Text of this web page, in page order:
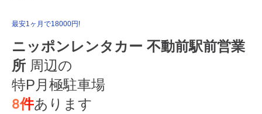
最安1ヶ月で18000円!
ニッポンレンタカー 不動前駅前営業
所 周辺の
特P月極駐車場
8件あります